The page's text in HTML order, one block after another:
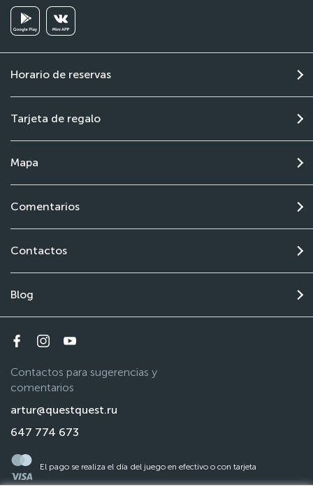
Horario de reservas
Tarjeta de regalo
Mapa
Comentarios
Contactos
Blog
Contactos para sugerencias y
comentarios
artur@questquest.ru
647 774 673
El pago se realiza el día del juego en efectivo o con tarjeta